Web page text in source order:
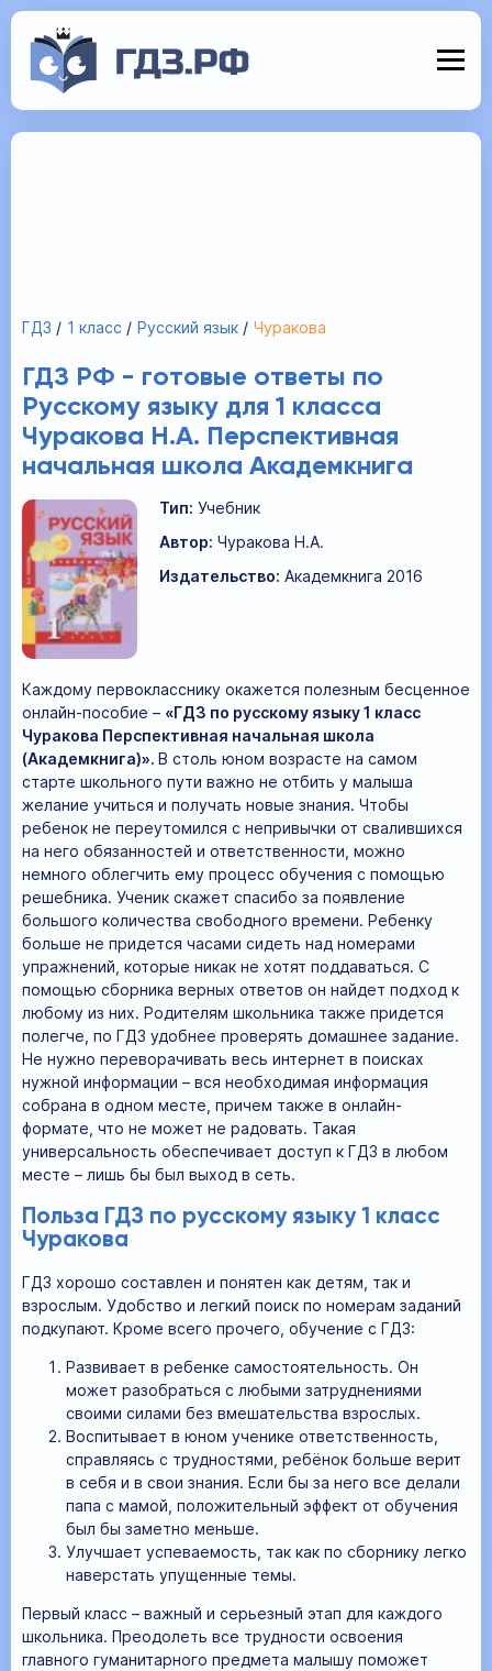
ГДЗ 1 класс Русский язык Чуракова
ГДЗ РФ - готовые ответы по
Русскому языку для 1 класса
Чуракова Н.А. Перспективная
начальная школа Академкнига
Тип: Учебник
Автор: Чуракова Н.А.
Издательство: Академкнига 2016
Каждому первокласснику окажется полезным бесценное
онлайн-пособие – «ГДЗ по русскому языку 1 класс
Чуракова Перспективная начальная школа
(Академкнига)». В столь юном возрасте на самом
старте школьного пути важно не отбить у малыша
желание учиться и получать новые знания. Чтобы
ребенок не переутомился с непривычки от свалившихся
на него обязанностей и ответственности, можно
немного облегчить ему процесс обучения с помощью
решебника. Ученик скажет спасибо за появление
большого количества свободного времени. Ребенку
больше не придется часами сидеть над номерами
упражнений, которые никак не хотят поддаваться. С
помощью сборника верных ответов он найдет подход к
любому из них. Родителям школьника также придется
полегче, по ГДЗ удобнее проверять домашнее задание.
Не нужно переворачивать весь интернет в поисках
нужной информации – вся необходимая информация
собрана в одном месте, причем также в онлайн-
формате, что не может не радовать. Такая
универсальность обеспечивает доступ к ГДЗ в любом
месте – лишь бы был выход в сеть.
Польза ГДЗ по русскому языку 1 класс
Чуракова
ГДЗ хорошо составлен и понятен как детям, так и
взрослым. Удобство и легкий поиск по номерам заданий
подкупают. Кроме всего прочего, обучение с ГДЗ:
Развивает в ребенке самостоятельность. Он
может разобраться с любыми затруднениями
своими силами без вмешательства взрослых.
Воспитывает в юном ученике ответственность,
справляясь с трудностями, ребёнок больше верит
в себя и в свои знания. Если бы за него все делали
папа с мамой, положительный эффект от обучения
был бы заметно меньше.
Улучшает успеваемость, так как по сборнику легко
наверстать упущенные темы.
Первый класс – важный и серьезный этап для каждого
школьника. Преодолеть все трудности освоения
главного гуманитарного предмета малышу поможет